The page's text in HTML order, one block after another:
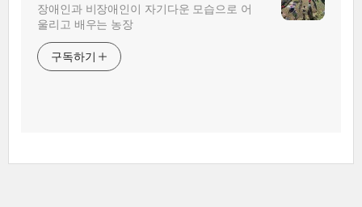
장애인과 비장애인이 자기다운 모습으로 어
울리고 배우는 농장
구독하기